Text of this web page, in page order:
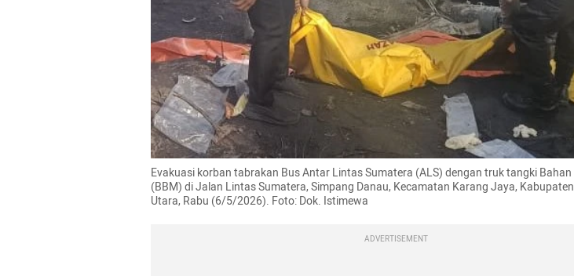
Evakuasi korban tabrakan Bus Antar Lintas Sumatera (ALS) dengan truk tangki
(BBM) di Jalan Lintas Sumatera, Simpang Danau, Kecamatan Karang Jaya,
Utara, Rabu (6/5/2026). Foto: Dok. Istimewa
ADVERTISEMENT